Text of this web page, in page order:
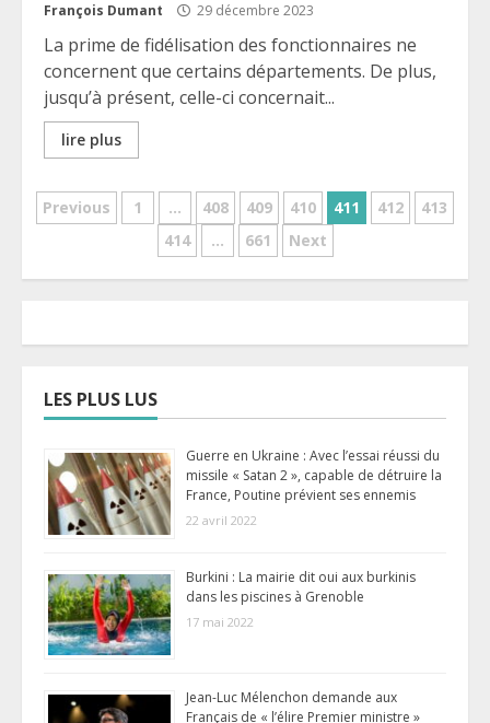
François Dumant 29 décembre 2023
La prime de fidélisation des fonctionnaires ne
concernent que certains départements. De plus,
jusqu’à présent, celle-ci concernait...
lire plus
Pagination
Previous 1 … 408 409 410 411 412
413
414
… 661 Next
LES PLUS LUS
Guerre en Ukraine : Avec l’essai réussi du
missile « Satan 2 », capable de détruire la
France, Poutine prévient ses ennemis
22 avril 2022
Burkini : La mairie dit oui aux burkinis
dans les piscines à Grenoble
17 mai 2022
Jean-Luc Mélenchon demande aux
Français de « l’élire Premier ministre »